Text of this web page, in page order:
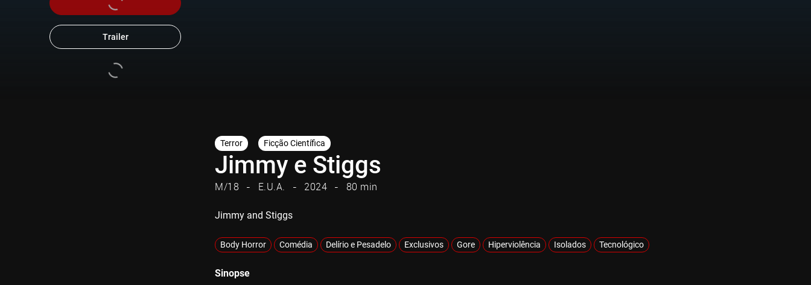
Trailer
Terror Ficção Científica
Jimmy e Stiggs
M/18 E.U.A. 2024 80 min
Jimmy and Stiggs
Body Horror Comédia Delírio e Pesadelo Exclusivos Gore Hiperviolência Isolados Tecnológico
Sinopse